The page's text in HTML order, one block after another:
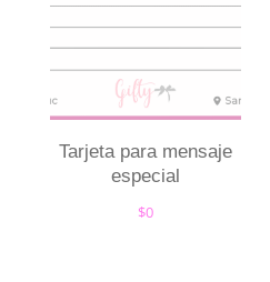
Tarjeta para mensaje
especial
$0